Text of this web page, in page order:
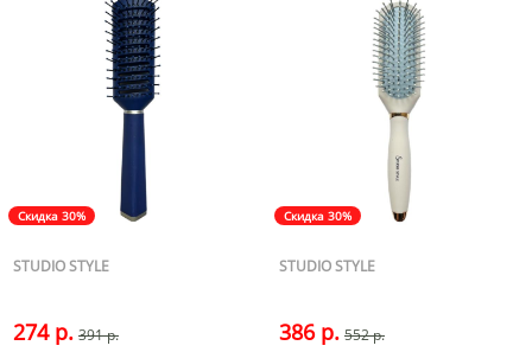
Скидка 30%
STUDIO STYLE
274 р. 391 р.
Скидка 30%
STUDIO STYLE
386 р. 552 р.